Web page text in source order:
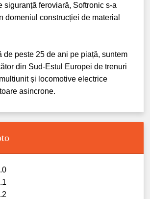
siguranță feroviară, Softronic s-a
domeniul construcției de material
de peste 25 de ani pe piață, suntem
din Sud-Estul Europei de trenuri
și locomotive electrice
asincrone.